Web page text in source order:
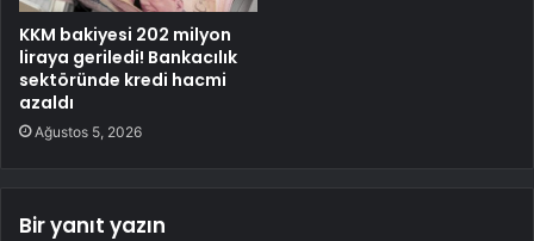
KKM bakiyesi 202 milyon
liraya geriledi! Bankacılık
sektöründe kredi hacmi
azaldı
Ağustos 5, 2026
Bir yanıt yazın